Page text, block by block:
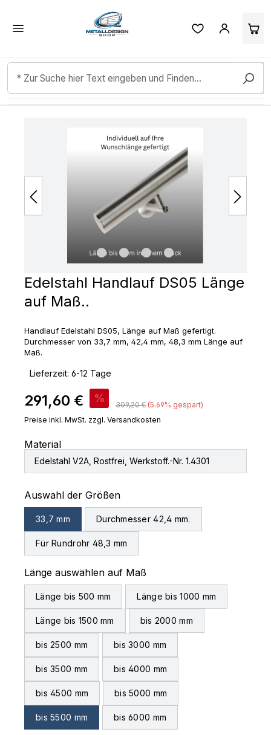
Zum Hauptinhalt springen
Bildergalerie überspringen
Edelstahl Handlauf DS05 Länge
auf Maß..
Handlauf Edelstahl DS05, Länge auf Maß gefertigt.
Durchmesser von 33,7 mm, 42,4 mm, 48,3 mm Länge auf
Maß.
Lieferzeit: 6-12 Tage
Verkaufspreis:
291,60 € % Regulärer Preis:
309,20 € (5.69% gespart)
Preise inkl. MwSt. zzgl. Versandkosten
Material
Edelstahl V2A, Rostfrei, Werkstoff.-Nr. 1.4301
Auswahl der Größenauswählen
33,7 mm Durchmesser 42,4 mm.
Für Rundrohr 48,3 mm
Länge auswählen auf Maß
Länge bis 500 mm Länge bis 1000 mm
Länge bis 1500 mm bis 2000 mm
bis 2500 mm bis 3000 mm
bis 3500 mm bis 4000 mm
bis 4500 mm bis 5000 mm
bis 5500 mm bis 6000 mm